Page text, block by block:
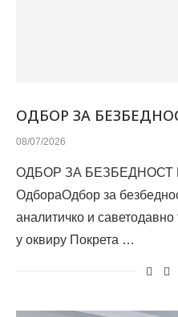
ОДБОР ЗА
08/07/2026
ОДБОР ЗА БЕЗБЕДНОСТ
ОдбораОдбор за
аналитичко и
у оквиру Покрета …